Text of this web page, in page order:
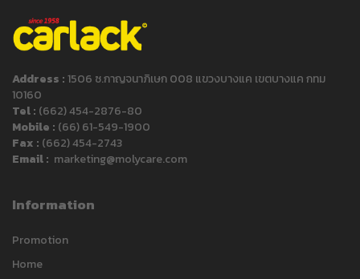
Address :1506 ซ.กาญจนาภิเษก 008 แขวงบางแค เขตบางแค กทม
10160
Tel : (662) 454-2876-80
Mobile : (66) 61-549-1900
Fax : (662) 454-2743
Email : marketing@molycare.com
Information
Promotion
Home